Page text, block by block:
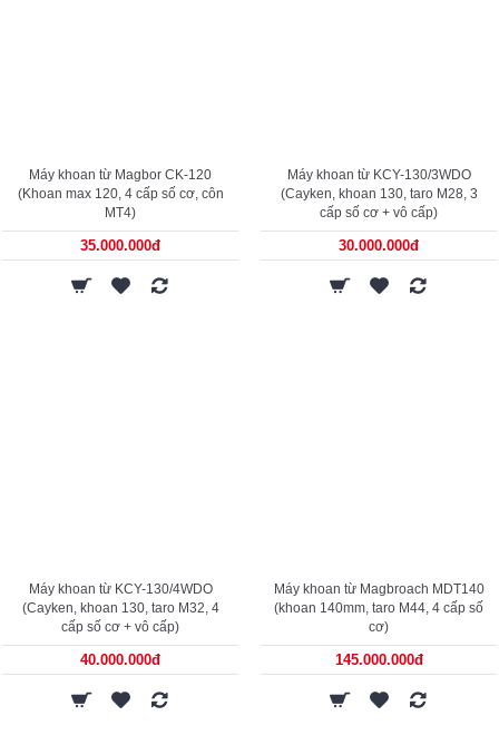
Máy khoan từ Magbor CK-120
(Khoan max 120, 4 cấp số cơ, côn
MT4)
35.000.000đ
Máy khoan từ KCY-130/3WDO
(Cayken, khoan 130, taro M28, 3
cấp số cơ + vô cấp)
30.000.000đ
Máy khoan từ KCY-130/4WDO
(Cayken, khoan 130, taro M32, 4
cấp số cơ + vô cấp)
40.000.000đ
Máy khoan từ Magbroach MDT140
(khoan 140mm, taro M44, 4 cấp số
cơ)
145.000.000đ